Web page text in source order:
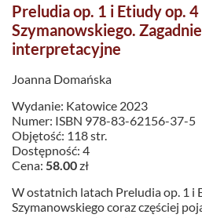
Preludia op. 1 i Etiudy op.
Szymanowskiego.
interpretacyjne
Joanna Domańska
Wydanie: Katowice 2023
Numer: ISBN 978-83-62156-37-5
Objętość: 118 str.
Dostępność: 4
Cena: 58.00zł
W ostatnich latach Preludia op. 1 i
Szymanowskiego coraz częściej